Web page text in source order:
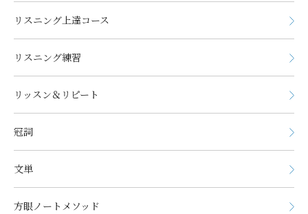
リスニング上達コース
リスニング練習
リッスン＆リピート
冠詞
文単
方眼ノートメソッド